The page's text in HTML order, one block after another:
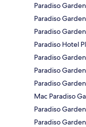
Paradiso
Paradiso
Paradiso
Paradiso Hotel
Paradiso
Paradiso
Paradiso
Mac Paradiso
Paradiso Garden
Paradiso